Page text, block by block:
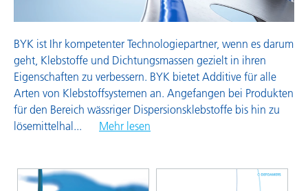
BYK ist Ihr kompetenter Technologiepartner, wenn es darum
geht, Klebstoffe und Dichtungsmassen gezielt in ihren
Eigenschaften zu verbessern. BYK bietet Additive für alle
Arten von Klebstoffsystemen an. Angefangen bei Produkten
für den Bereich wässriger Dispersionsklebstoffe bis hin zu
lösemittelhal... Mehr lesen